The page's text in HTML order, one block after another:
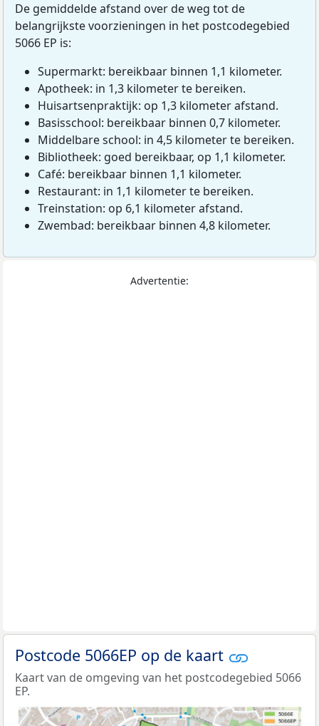
De gemiddelde afstand over de weg tot de
belangrijkste voorzieningen in het postcodegebied
5066 EP is:
Supermarkt: bereikbaar binnen 1,1 kilometer.
Apotheek: in 1,3 kilometer te bereiken.
Huisartsenpraktijk: op 1,3 kilometer afstand.
Basisschool: bereikbaar binnen 0,7 kilometer.
Middelbare school: in 4,5 kilometer te bereiken.
Bibliotheek: goed bereikbaar, op 1,1 kilometer.
Café: bereikbaar binnen 1,1 kilometer.
Restaurant: in 1,1 kilometer te bereiken.
Treinstation: op 6,1 kilometer afstand.
Zwembad: bereikbaar binnen 4,8 kilometer.
Advertentie:
Postcode 5066EP op de kaart
Kaart van de omgeving van het postcodegebied 5066
EP.